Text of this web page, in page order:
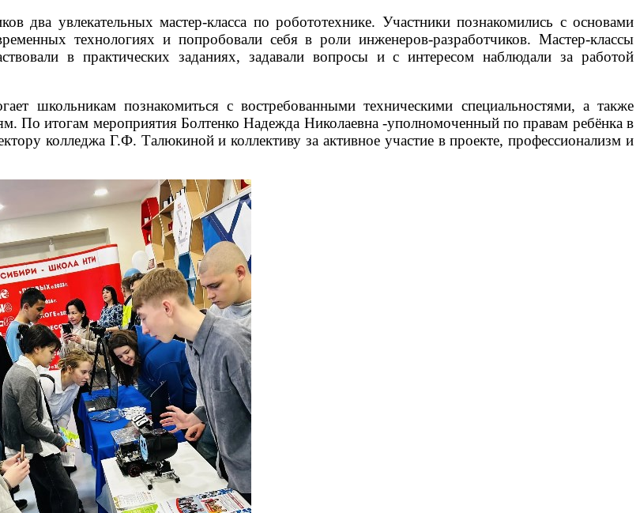
два увлекательных мастер-класса по робототехнике. Участники познакомились с основами
технологиях и попробовали себя в роли инженеров-разработчиков. Мастер-классы
в практических заданиях, задавали вопросы и с интересом наблюдали за работой
школьникам познакомиться с востребованными техническими специальностями, а также
По итогам мероприятия Болтенко Надежда Николаевна -уполномоченный по правам ребёнка в
колледжа Г.Ф. Талюкиной и коллективу за активное участие в проекте, профессионализм и